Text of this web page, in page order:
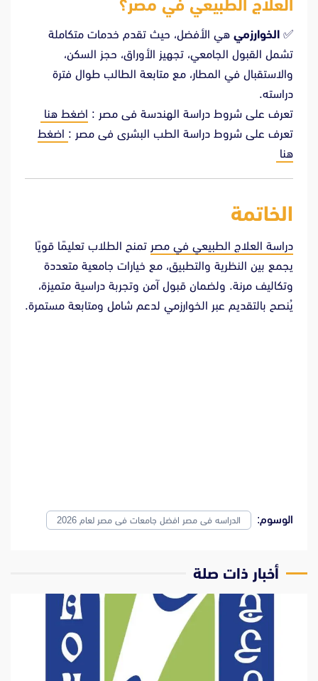
العلاج الطبيعي في مصر؟
✅ الخوارزمي هي الأفضل، حيث تقدم خدمات متكاملة
تشمل القبول الجامعي، تجهيز الأوراق، حجز السكن،
والاستقبال في المطار، مع متابعة الطالب طوال فترة
دراسته.
تعرف على شروط دراسة الهندسة فى مصر : اضغط هنا
تعرف على شروط دراسة الطب البشرى فى مصر : اضغط
هنا
الخاتمة
دراسة العلاج الطبيعي في مصر تمنح الطلاب تعليمًا قويًا
يجمع بين النظرية والتطبيق، مع خيارات جامعية متعددة
وتكاليف مرنة. ولضمان قبول آمن وتجربة دراسية متميزة،
يُنصح بالتقديم عبر الخوارزمي لدعم شامل ومتابعة مستمرة.
الوسوم: الدراسه فى مصر افضل جامعات فى مصر لعام 2026
‫أخبار ذات صلة